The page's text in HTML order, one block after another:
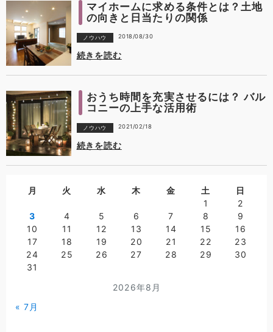
マイホームに求める条件とは？土地
の向きと日当たりの関係
ノウハウ 2018/08/30
続きを読む
おうち時間を充実させるには？ バル
コニーの上手な活用術
ノウハウ 2021/02/18
続きを読む
2026年8月
月 火 水 木 金 土
日
1
2
3
4 5 6 7 8
9
10
11 12 13 14 15
16
17
18 19 20 21 22
23
24
25 26 27 28 29
30
31
« 7月